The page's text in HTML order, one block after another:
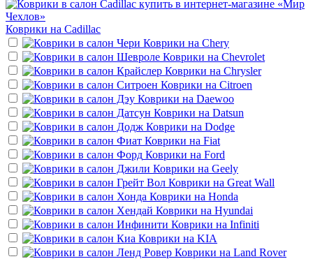
Коврики на Cadillac
Коврики на Chery
Коврики на Chevrolet
Коврики на Chrysler
Коврики на Citroen
Коврики на Daewoo
Коврики на Datsun
Коврики на Dodge
Коврики на Fiat
Коврики на Ford
Коврики на Geely
Коврики на Great Wall
Коврики на Honda
Коврики на Hyundai
Коврики на Infiniti
Коврики на KIA
Коврики на Land Rover